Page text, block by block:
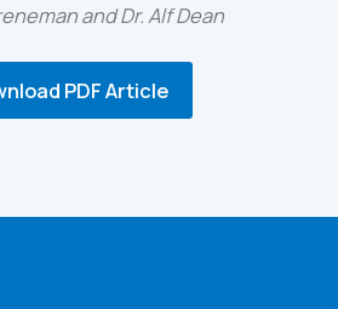
and Dr. Alf Dean
PDF Article